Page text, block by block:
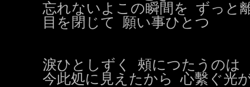
忘れないよこの瞬間を ずっと
目を閉じて 願い事ひとつ
淚ひとしずく 頰につたうのは
今此処に見えたから 心繫ぐ光